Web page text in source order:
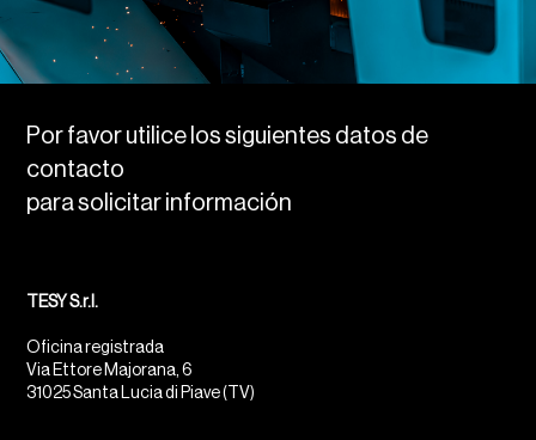
Por favor utilice los siguientes datos de
contacto
para solicitar información
TESY S.r.l.
Oficina registrada
Via Ettore Majorana, 6
31025 Santa Lucia di Piave (TV)